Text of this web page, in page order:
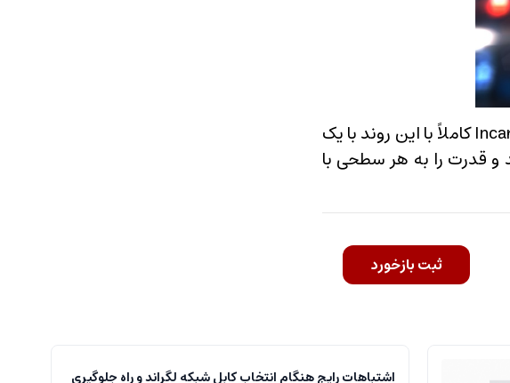
تمایز بین فضای داخلی اداری و خانه تار است و انعطاف پذیری در فضاها کلیدی است. Incara Electr’On کاملاً با این روند با یک
و قدرت را به هر سطحی با
ثبت بازخورد
اشتباهات رایج هنگام انتخاب کابل شبکه لگراند و راه جلوگیری